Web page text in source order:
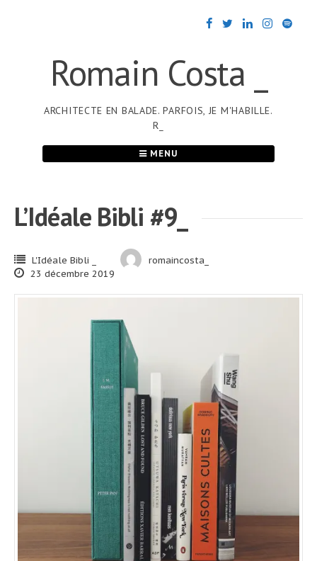
Romain Costa _
ARCHITECTE EN BALADE. PARFOIS, JE M'HABILLE.
R_
MENU
L’Idéale Bibli #9_
L'Idéale Bibli _
romaincosta_
23 décembre 2019